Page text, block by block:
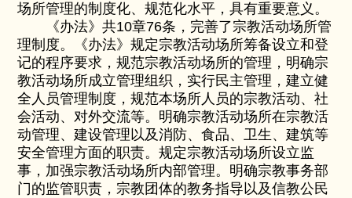
场所管理的制度化、规范化水平，具有重要意义。
《办法》共10章76条，完善了宗教活动场所管
理制度。《办法》规定宗教活动场所筹备设立和登
记的程序要求，规范宗教活动场所的管理，明确宗
教活动场所成立管理组织，实行民主管理，建立健
全人员管理制度，规范本场所人员的宗教活动、社
会活动、对外交流等。明确宗教活动场所在宗教活
动管理、建设管理以及消防、食品、卫生、建筑等
安全管理方面的职责。规定宗教活动场所设立监
事，加强宗教活动场所内部管理。明确宗教事务部
门的监管职责，宗教团体的教务指导以及信教公民